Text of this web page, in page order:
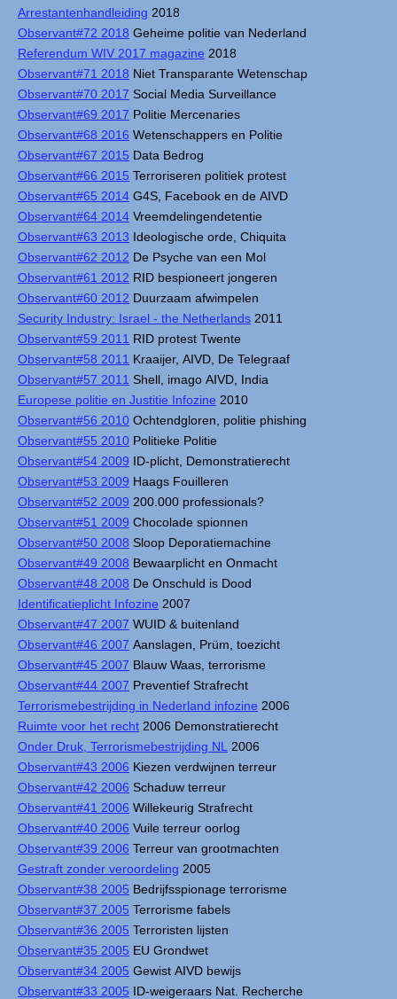
Arrestantenhandleiding 2018
Observant#72 2018 Geheime politie van Nederland
Referendum WIV 2017 magazine 2018
Observant#71 2018 Niet Transparante Wetenschap
Observant#70 2017 Social Media Surveillance
Observant#69 2017 Politie Mercenaries
Observant#68 2016 Wetenschappers en Politie
Observant#67 2015 Data Bedrog
Observant#66 2015 Terroriseren politiek protest
Observant#65 2014 G4S, Facebook en de AIVD
Observant#64 2014 Vreemdelingendetentie
Observant#63 2013 Ideologische orde, Chiquita
Observant#62 2012 De Psyche van een Mol
Observant#61 2012 RID bespioneert jongeren
Observant#60 2012 Duurzaam afwimpelen
Security Industry: Israel - the Netherlands 2011
Observant#59 2011 RID protest Twente
Observant#58 2011 Kraaijer, AIVD, De Telegraaf
Observant#57 2011 Shell, imago AIVD, India
Europese politie en Justitie Infozine 2010
Observant#56 2010 Ochtendgloren, politie phishing
Observant#55 2010 Politieke Politie
Observant#54 2009 ID-plicht, Demonstratierecht
Observant#53 2009 Haags Fouilleren
Observant#52 2009 200.000 professionals?
Observant#51 2009 Chocolade spionnen
Observant#50 2008 Sloop Deporatiemachine
Observant#49 2008 Bewaarplicht en Onmacht
Observant#48 2008 De Onschuld is Dood
Identificatieplicht Infozine 2007
Observant#47 2007 WUID & buitenland
Observant#46 2007 Aanslagen, Prüm, toezicht
Observant#45 2007 Blauw Waas, terrorisme
Observant#44 2007 Preventief Strafrecht
Terrorismebestrijding in Nederland infozine 2006
Ruimte voor het recht 2006 Demonstratierecht
Onder Druk, Terrorismebestrijding NL
2006
Observant#43 2006 Kiezen verdwijnen terreur
Observant#42 2006 Schaduw terreur
Observant#41 2006 Willekeurig Strafrecht
Observant#40 2006 Vuile terreur oorlog
Observant#39 2006 Terreur van grootmachten
Gestraft zonder veroordeling 2005
Observant#38 2005 Bedrijfsspionage terrorisme
Observant#37 2005 Terrorisme fabels
Observant#36 2005 Terroristen lijsten
Observant#35 2005 EU Grondwet
Observant#34 2005 Gewist AIVD bewijs
Observant#33 2005 ID-weigeraars Nat. Recherche